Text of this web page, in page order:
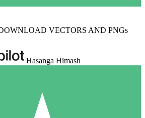
VECTORS AND PNGs
Hasanga Himash